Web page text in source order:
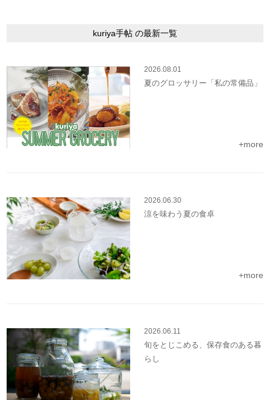
kuriya手帖 の最新一覧
2026.08.01
夏のグロッサリー「私の常備品」
+more
2026.06.30
涼を味わう夏の食卓
+more
2026.06.11
旬をとじこめる、保存食のある暮
らし